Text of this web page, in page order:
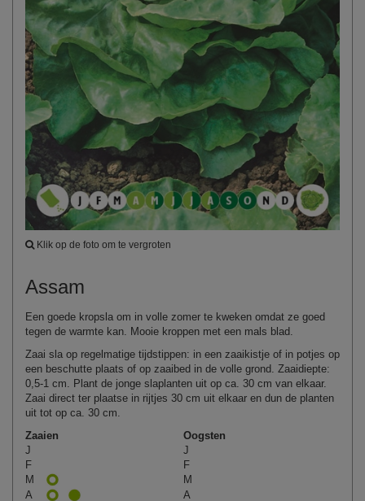
Klik op de foto om te vergroten
Assam
Een goede kropsla om in volle zomer te kweken omdat ze goed
tegen de warmte kan. Mooie kroppen met een mals blad.
Zaai sla op regelmatige tijdstippen: in een zaaikistje of in potjes op
een beschutte plaats of op zaaibed in de volle grond. Zaaidiepte:
0,5-1 cm. Plant de jonge slaplanten uit op ca. 30 cm van elkaar.
Zaai direct ter plaatse in rijtjes 30 cm uit elkaar en dun de planten
uit tot op ca. 30 cm.
Zaaien
Oogsten
J
J
F
F
M
M
A
A